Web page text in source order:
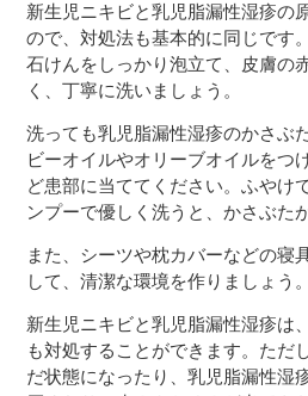
新生児ニキビと乳児脂漏性湿疹の
ので、対処法も基本的に同じです
石けんをしっかり泡立て、皮膚の
く、丁寧に洗いましょう。
洗っても乳児脂漏性湿疹のかさぶ
ビーオイルやオリーブオイルをつ
ど患部に当ててください。ふやけ
ンプーで優しく洗うと、かさぶた
また、シーツや枕カバーなどの寝
して、清潔な環境を作りましょう。
新生児ニキビと乳児脂漏性湿疹は
も対処することができます。ただ
だ状態になったり、乳児脂漏性湿